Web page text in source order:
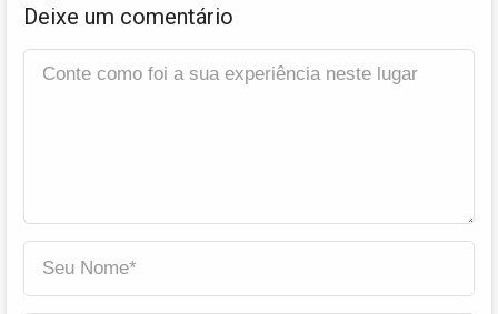
Deixe um comentário